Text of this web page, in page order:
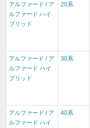
アルファード / ア
ルファード ハイ
ブリッド
20系
アルファード / ア
ルファード ハイ
ブリッド
30系
アルファード / ア
ルファード ハイ
40系